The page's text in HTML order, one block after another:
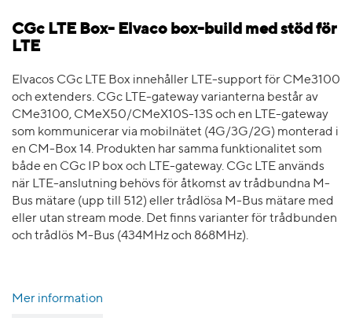
CGc LTE Box- Elvaco box-build med stöd för
LTE
Elvacos CGc LTE Box innehåller LTE-support för CMe3100
och extenders. CGc LTE-gateway varianterna består av
CMe3100, CMeX50/CMeX10S-13S och en LTE-gateway
som kommunicerar via mobilnätet (4G/3G/2G) monterad i
en CM-Box 14. Produkten har samma funktionalitet som
både en CGc IP box och LTE-gateway. CGc LTE används
när LTE-anslutning behövs för åtkomst av trådbundna M-
Bus mätare (upp till 512) eller trådlösa M-Bus mätare med
eller utan stream mode. Det finns varianter för trådbunden
och trådlös M-Bus (434MHz och 868MHz).
Mer information